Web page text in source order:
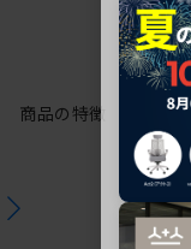
商品の特徴